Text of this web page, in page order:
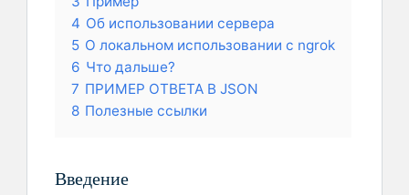
4 Об использовании сервера
5 О локальном использовании с ngrok
6 Что дальше?
7 ПРИМЕР ОТВЕТА В JSON
8 Полезные ссылки
Введение